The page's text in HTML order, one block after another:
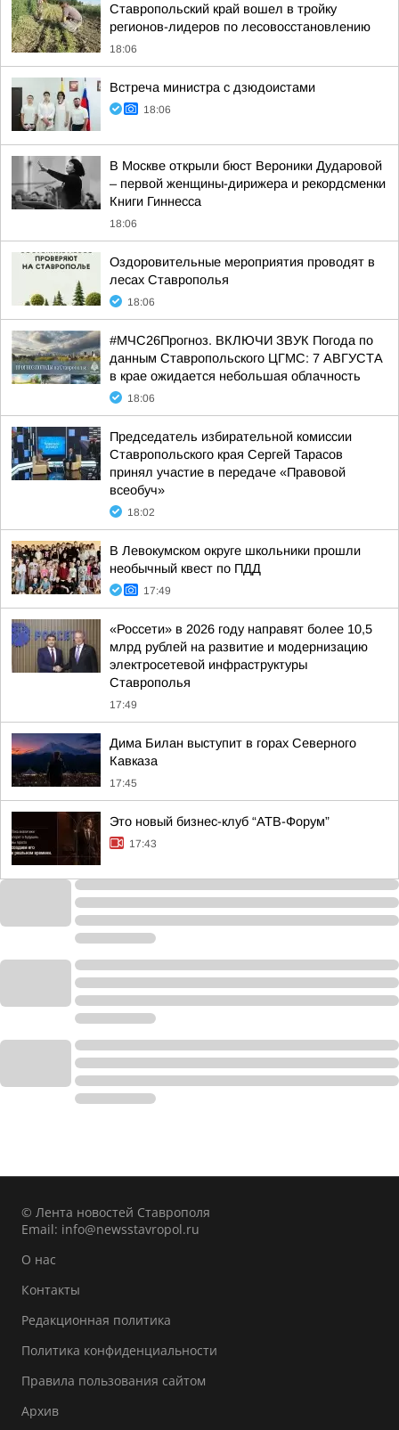
Ставропольский край вошел в тройку
регионов-лидеров по лесовосстановлению
18:06
Встреча министра с дзюдоистами
18:06
В Москве открыли бюст Вероники Дударовой
– первой женщины-дирижера и рекордсменки
Книги Гиннесса
18:06
Оздоровительные мероприятия проводят в
лесах Ставрополья
18:06
#МЧС26Прогноз. ВКЛЮЧИ ЗВУК Погода по
данным Ставропольского ЦГМС: 7 АВГУСТА
в крае ожидается небольшая облачность
18:06
Председатель избирательной комиссии
Ставропольского края Сергей Тарасов
принял участие в передаче «Правовой
всеобуч»
18:02
В Левокумском округе школьники прошли
необычный квест по ПДД
17:49
«Россети» в 2026 году направят более 10,5
млрд рублей на развитие и модернизацию
электросетевой инфраструктуры
Ставрополья
17:49
Дима Билан выступит в горах Северного
Кавказа
17:45
Это новый бизнес-клуб “АТВ-Форум”
17:43
© Лента новостей Ставрополя
Email: info@newsstavropol.ru
О нас
Контакты
Редакционная политика
Политика конфиденциальности
Правила пользования сайтом
Архив